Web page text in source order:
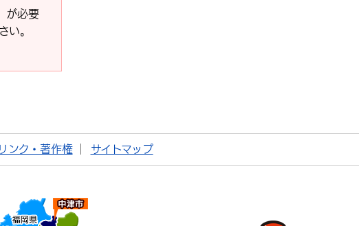
が必要
い。
リンク・著作権 サイトマップ